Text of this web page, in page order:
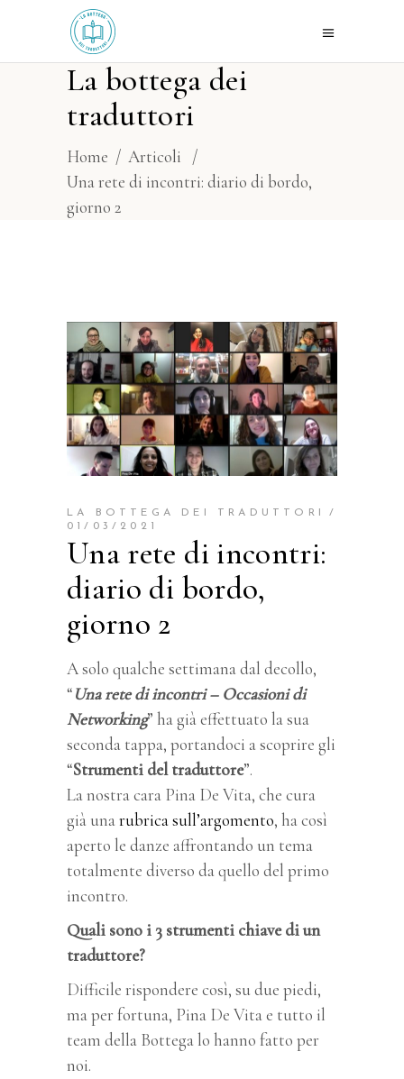
La bottega dei
traduttori
Home / Articoli
/
Una rete di incontri: diario di bordo,
giorno 2
LA BOTTEGA DEI TRADUTTORI
01/03/2021
Una rete di incontri:
diario di bordo,
giorno 2
A solo qualche settimana dal decollo,
“Una rete di incontri – Occasioni di
Networking” ha già effettuato la sua
seconda tappa, portandoci a scoprire gli
“Strumenti del traduttore”.
La nostra cara Pina De Vita, che cura
già unarubrica sull’argomento, ha così
aperto le danze affrontando un tema
totalmente diverso da quello del primo
incontro.
Quali sono i 3 strumenti chiave di un
traduttore?
Difficile rispondere così, su due piedi,
ma per fortuna, Pina De Vita e tutto il
team della Bottega lo hanno fatto per
noi.